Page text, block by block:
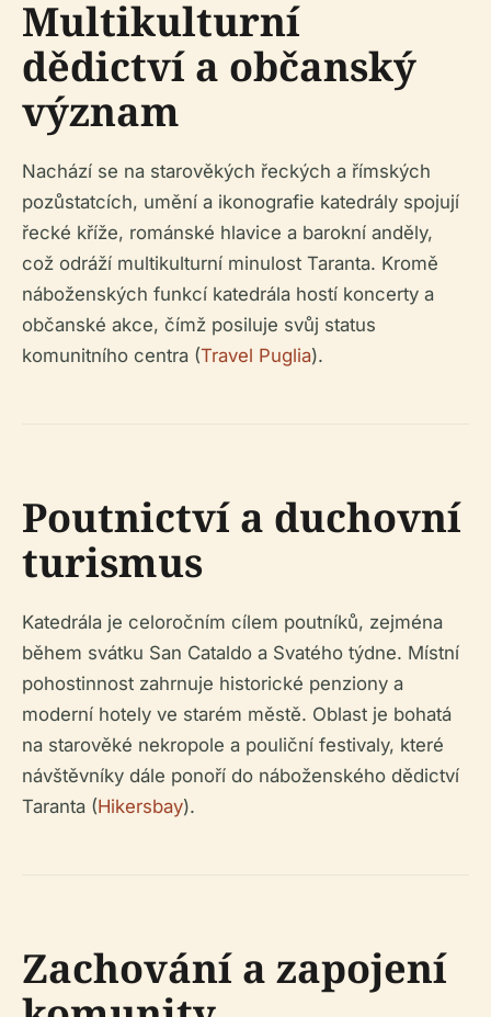
Multikulturní
dědictví a občanský
význam
Nachází se na starověkých řeckých a římských
pozůstatcích, umění a ikonografie katedrály spojují
řecké kříže, románské hlavice a barokní anděly,
což odráží multikulturní minulost Taranta. Kromě
náboženských funkcí katedrála hostí koncerty a
občanské akce, čímž posiluje svůj status
komunitního centra (Travel Puglia).
Poutnictví a duchovní
turismus
Katedrála je celoročním cílem poutníků, zejména
během svátku San Cataldo a Svatého týdne. Místní
pohostinnost zahrnuje historické penziony a
moderní hotely ve starém městě. Oblast je bohatá
na starověké nekropole a pouliční festivaly, které
návštěvníky dále ponoří do náboženského dědictví
Taranta (Hikersbay).
Zachování a zapojení